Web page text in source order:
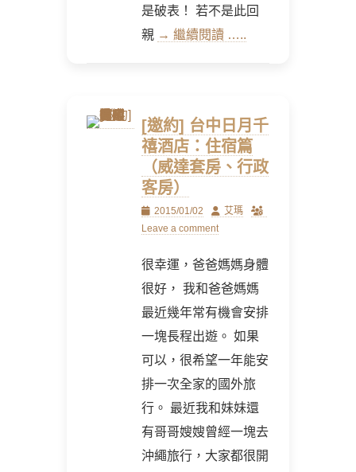
是破表！ 若不是此回
親 → 繼續閱讀 …..
[邀約] 台中日月千
禧酒店：住宿篇
（威達套房、行政
客房）
Posted
on
2015/01/02 Author
艾瑪
Leave a comment
很幸運，爸爸媽媽身體
很好， 我和爸爸媽媽
最近幾年常有機會安排
一塊長程出遊。 如果
可以，很希望一年能安
排一次全家的國外旅
行。 最近我和妹妹還
有哥哥嫂嫂曾經一塊去
沖繩旅行，大家都很開